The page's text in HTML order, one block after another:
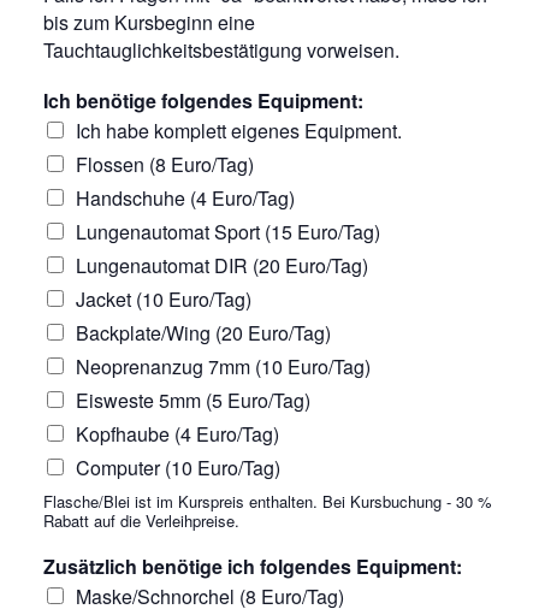
bis zum Kursbeginn eine
Tauchtauglichkeitsbestätigung vorweisen.
Ich benötige folgendes Equipment:
Ich habe komplett eigenes Equipment.
Flossen (8 Euro/Tag)
Handschuhe (4 Euro/Tag)
Lungenautomat Sport (15 Euro/Tag)
Lungenautomat DIR (20 Euro/Tag)
Jacket (10 Euro/Tag)
Backplate/Wing (20 Euro/Tag)
Neoprenanzug 7mm (10 Euro/Tag)
Eisweste 5mm (5 Euro/Tag)
Kopfhaube (4 Euro/Tag)
Computer (10 Euro/Tag)
Flasche/Blei ist im Kurspreis enthalten. Bei Kursbuchung - 30 %
Rabatt auf die Verleihpreise.
Zusätzlich benötige ich folgendes Equipment:
Maske/Schnorchel (8 Euro/Tag)